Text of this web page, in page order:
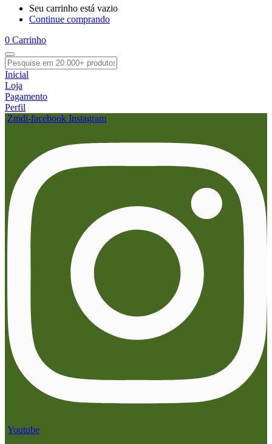
Seu carrinho está vazio
Continue comprando
0 Carrinho
Inicial
Loja
Pagamento
Perfil
Zmdi-facebook Instagram
Youtube